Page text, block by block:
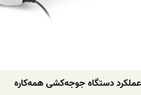
عملکرد دستگاه‌ جوجه‌کشی ‌همه‌کاره